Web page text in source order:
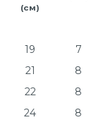
(см)
19
7
21
8
22
8
24
8